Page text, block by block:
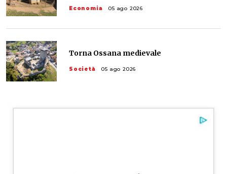
Economia 05 ago 2026
Torna Ossana medievale
Società 05 ago 2026